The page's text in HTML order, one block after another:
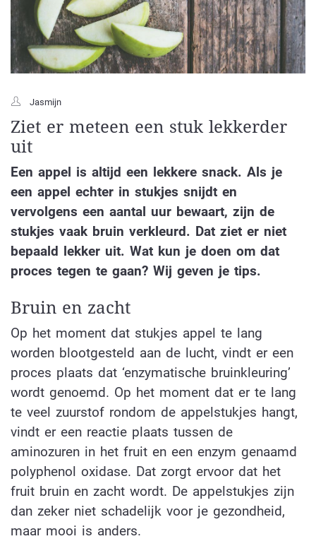
Jasmijn
Ziet er meteen een stuk lekkerder
uit
Een appel is altijd een lekkere snack. Als je
een appel echter in stukjes snijdt en
vervolgens een aantal uur bewaart, zijn de
stukjes vaak bruin verkleurd. Dat ziet er niet
bepaald lekker uit. Wat kun je doen om dat
proces tegen te gaan? Wij geven je tips.
Bruin en zacht
Op het moment dat stukjes appel te lang
worden blootgesteld aan de lucht, vindt er een
proces plaats dat ‘enzymatische bruinkleuring’
wordt genoemd. Op het moment dat er te lang
te veel zuurstof rondom de appelstukjes hangt,
vindt er een reactie plaats tussen de
aminozuren in het fruit en een enzym genaamd
polyphenol oxidase. Dat zorgt ervoor dat het
fruit bruin en zacht wordt. De appelstukjes zijn
dan zeker niet schadelijk voor je gezondheid,
maar mooi is anders.